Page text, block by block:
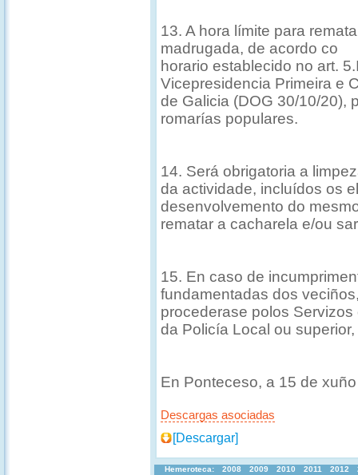
13. A hora límite para
madrugada, de acordo co
horario establecido no art.
Vicepresidencia Primeira e
de Galicia (DOG 30/10/20),
romarías populares.
14. Será obrigatoria a
da actividade, incluídos os
desenvolvemento do
rematar a cacharela e/ou
15. En caso de
fundamentadas dos
procederase polos
da Policía Local ou
En Ponteceso, a 15 de
Descargas asociadas
[Descargar]
Hemeroteca: 2008 2009 2010 2011 2012